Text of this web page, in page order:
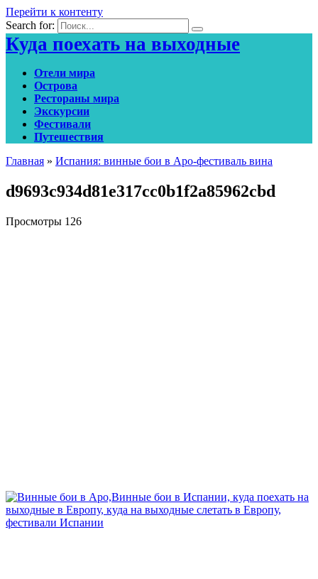
Перейти к контенту
Search for:
Куда поехать на выходные
Отели мира
Острова
Рестораны мира
Экскурсии
Фестивали
Путешествия
Главная » Испания: винные бои в Аро-фестиваль вина
d9693c934d81e317cc0b1f2a85962cbd
Просмотры 126